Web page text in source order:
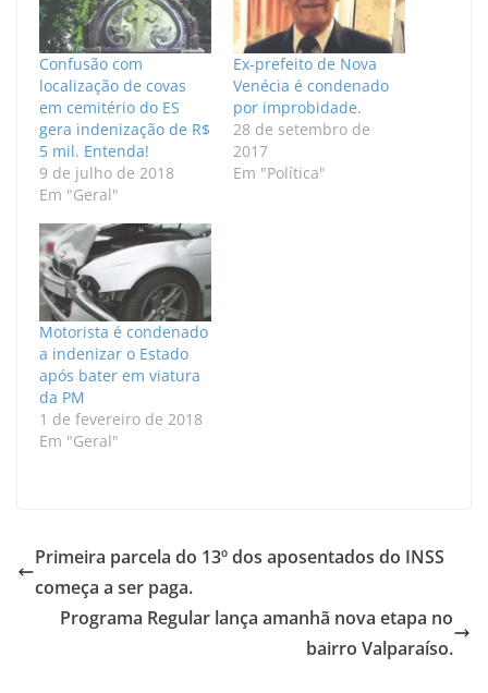
Confusão com
localização de covas
em cemitério do ES
gera indenização de R$
5 mil. Entenda!
9 de julho de 2018
Em "Geral"
Ex-prefeito de Nova
Venécia é condenado
por improbidade.
28 de setembro de
2017
Em "Política"
Motorista é condenado
a indenizar o Estado
após bater em viatura
da PM
1 de fevereiro de 2018
Em "Geral"
Primeira parcela do 13º dos aposentados do INSS
começa a ser paga.
Programa Regular lança amanhã nova etapa no
bairro Valparaíso.